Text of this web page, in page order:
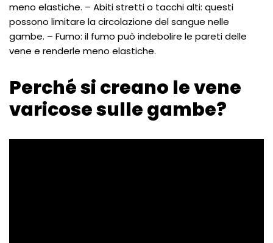
meno elastiche. – Abiti stretti o tacchi alti: questi
possono limitare la circolazione del sangue nelle
gambe. – Fumo: il fumo può indebolire le pareti delle
vene e renderle meno elastiche.
Perché si creano le vene
varicose sulle gambe?